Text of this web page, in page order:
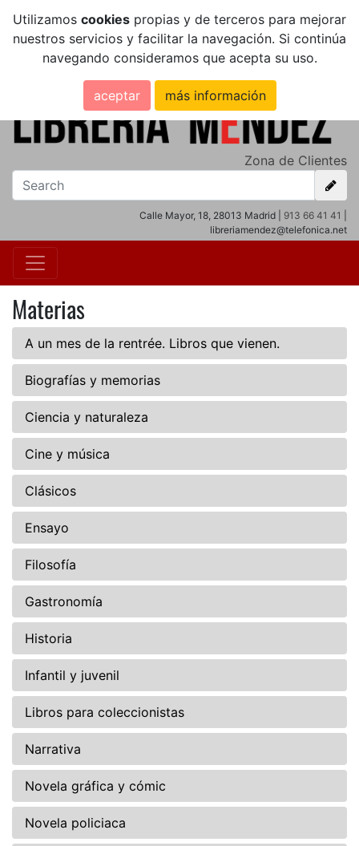
Utilizamos cookies propias y de terceros para mejorar
nuestros servicios y facilitar la navegación. Si continúa
navegando consideramos que acepta su uso.
aceptar más información
Zona de Clientes
Calle Mayor, 18, 28013 Madrid | 913 66 41 41
libreriamendez@telefonica.net
Materias
A un mes de la rentrée. Libros que vienen.
Biografías y memorias
Ciencia y naturaleza
Cine y música
Clásicos
Ensayo
Filosofía
Gastronomía
Historia
Infantil y juvenil
Libros para coleccionistas
Narrativa
Novela gráfica y cómic
Novela policiaca